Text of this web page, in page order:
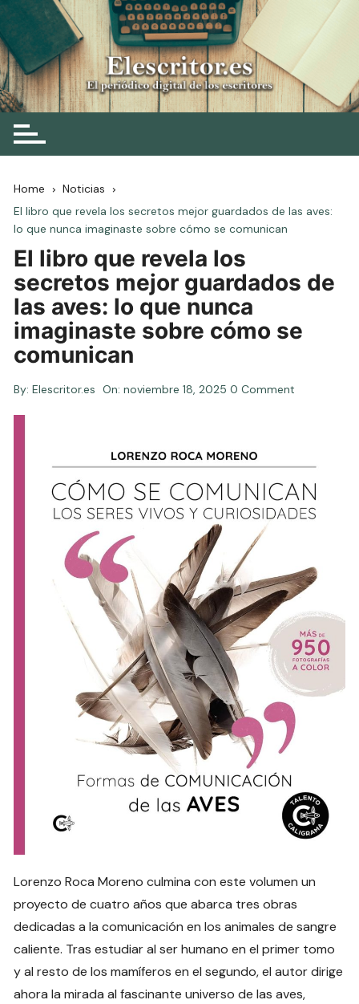
Skip
to
content
Elescritor.es
El periódico digital de los escritores
Home
Noticias
El libro que revela los secretos mejor guardados de las aves:
lo que nunca imaginaste sobre cómo se comunican
El libro que revela los
secretos mejor guardados de
las aves: lo que nunca
imaginaste sobre cómo se
comunican
By: Elescritor.es On:noviembre 18, 2025 0 Comment
Lorenzo Roca Moreno culmina con este volumen un
proyecto de cuatro años que abarca tres obras
dedicadas a la comunicación en los animales de sangre
caliente. Tras estudiar al ser humano en el primer tomo
y al resto de los mamíferos en el segundo, el autor dirige
ahora la mirada al fascinante universo de las aves,